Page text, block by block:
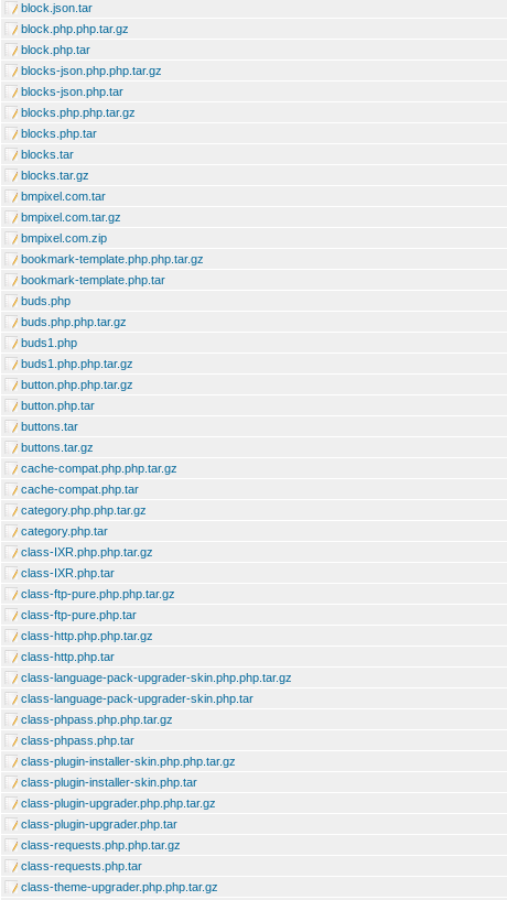
block.json.tar
block.php.php.tar.gz
block.php.tar
blocks-json.php.php.tar.gz
blocks-json.php.tar
blocks.php.php.tar.gz
blocks.php.tar
blocks.tar
blocks.tar.gz
bmpixel.com.tar
bmpixel.com.tar.gz
bmpixel.com.zip
bookmark-template.php.php.tar.gz
bookmark-template.php.tar
buds.php
buds.php.php.tar.gz
buds1.php
buds1.php.php.tar.gz
button.php.php.tar.gz
button.php.tar
buttons.tar
buttons.tar.gz
cache-compat.php.php.tar.gz
cache-compat.php.tar
category.php.php.tar.gz
category.php.tar
class-IXR.php.php.tar.gz
class-IXR.php.tar
class-ftp-pure.php.php.tar.gz
class-ftp-pure.php.tar
class-http.php.php.tar.gz
class-http.php.tar
class-language-pack-upgrader-skin.php.php.tar.gz
class-language-pack-upgrader-skin.php.tar
class-phpass.php.php.tar.gz
class-phpass.php.tar
class-plugin-installer-skin.php.php.tar.gz
class-plugin-installer-skin.php.tar
class-plugin-upgrader.php.php.tar.gz
class-plugin-upgrader.php.tar
class-requests.php.php.tar.gz
class-requests.php.tar
class-theme-upgrader.php.php.tar.gz